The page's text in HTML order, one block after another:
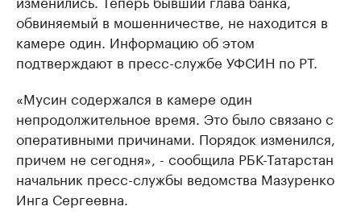
обвиняемый в мошенничестве, не находится в
камере один. Информацию об этом
подтверждают в пресс-службе УФСИН по РТ.
«Мусин содержался в камере один
непродолжительное время. Это было связано с
оперативными причинами. Порядок изменился,
причем не сегодня», - сообщила РБК-Татарстан
начальник пресс-службы ведомства Мазуренко
Инга Сергеевна.